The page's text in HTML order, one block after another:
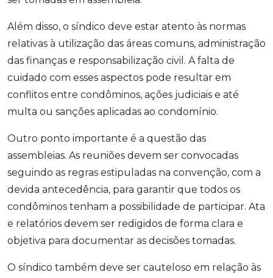
Além disso, o síndico deve estar atento às normas
relativas à utilização das áreas comuns, administração
das finanças e responsabilização civil. A falta de
cuidado com esses aspectos pode resultar em
conflitos entre condôminos, ações judiciais e até
multa ou sanções aplicadas ao condomínio.
Outro ponto importante é a questão das
assembleias. As reuniões devem ser convocadas
seguindo as regras estipuladas na convenção, com a
devida antecedência, para garantir que todos os
condôminos tenham a possibilidade de participar. Ata
e relatórios devem ser redigidos de forma clara e
objetiva para documentar as decisões tomadas.
O síndico também deve ser cauteloso em relação às